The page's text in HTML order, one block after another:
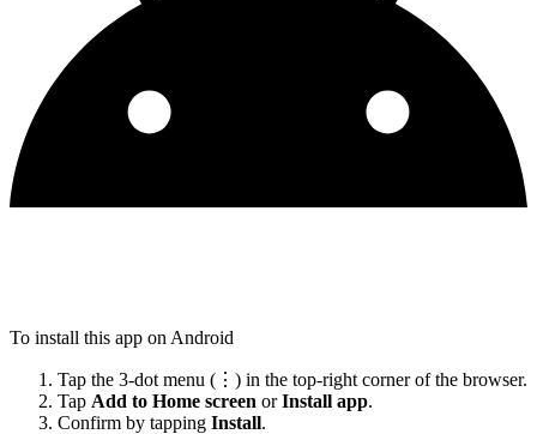
To install this app on Android
Tap the 3-dot menu (⋮) in the top-right corner of the browser.
Tap Add to Home screen orInstall app.
Confirm by tapping Install.